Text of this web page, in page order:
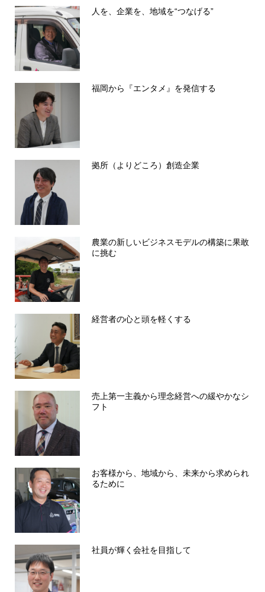
人を、企業を、地域を“つなげる”
福岡から『エンタメ』を発信する
拠所（よりどころ）創造企業
農業の新しいビジネスモデルの構築に果敢
に挑む
経営者の心と頭を軽くする
売上第一主義から理念経営への緩やかなシ
フト
お客様から、地域から、未来から求められ
るために
社員が輝く会社を目指して